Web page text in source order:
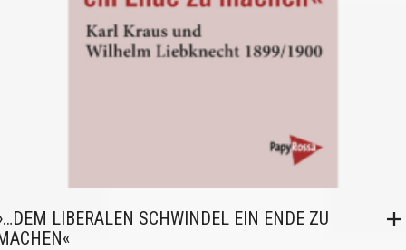
LIBERALEN SCHWINDEL EIN ENDE ZU